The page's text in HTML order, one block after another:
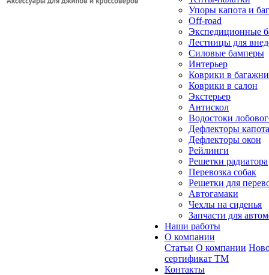
Упоры капота и
Off-road
Экспедиционные
Лестницы для
Силовые бамперы
Интерьер
Коврики в
Коврики в салон
Экстерьер
Антискол
Водостоки
Дефлекторы капота
Дефлекторы окон
Рейлинги
Решетки радиатора
Перевозка собак
Решетки для
Автогамаки
Чехлы на сиденья
Запчасти для
Наши работы
О компании
Статьи О компании
сертификат ТМ
Контакты